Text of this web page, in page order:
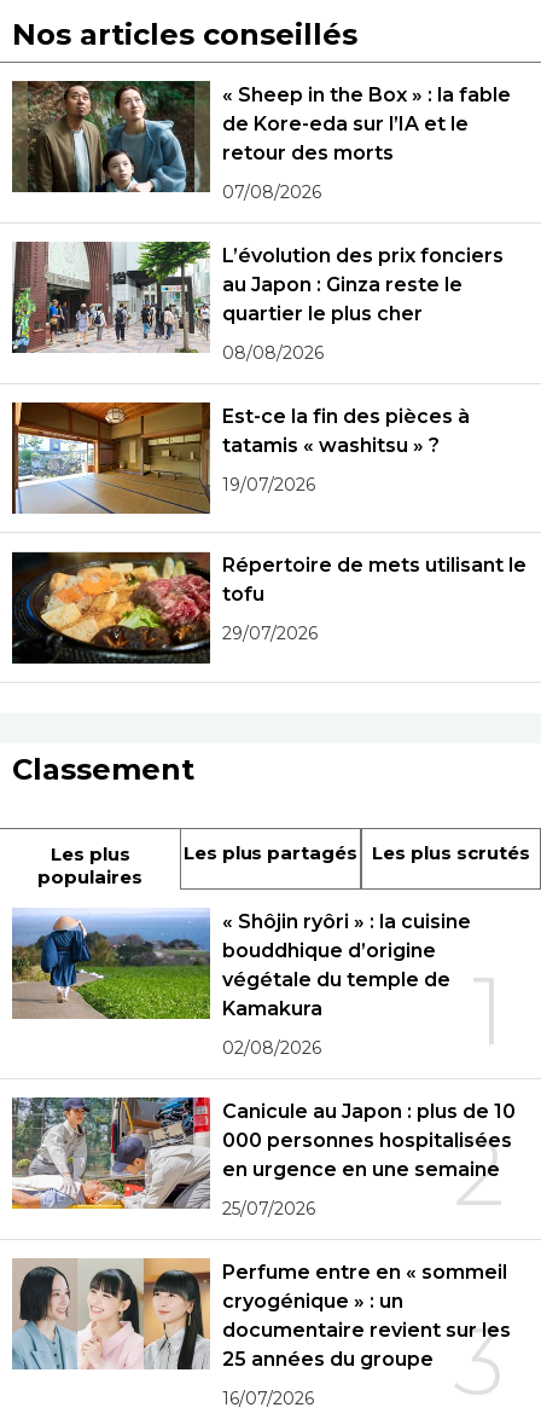
Nos articles conseillés
« Sheep in the Box » : la fable
de Kore-eda sur l’IA et le
retour des morts
07/08/2026
L’évolution des prix fonciers
au Japon : Ginza reste le
quartier le plus cher
08/08/2026
Est-ce la fin des pièces à
tatamis « washitsu » ?
19/07/2026
Répertoire de mets utilisant le
tofu
29/07/2026
Classement
Les plus
populaires
Les plus partagés Les plus scrutés
1
« Shôjin ryôri » : la cuisine
bouddhique d’origine
végétale du temple de
Kamakura
02/08/2026
2
Canicule au Japon : plus de 10
000 personnes hospitalisées
en urgence en une semaine
25/07/2026
3
Perfume entre en « sommeil
cryogénique » : un
documentaire revient sur les
25 années du groupe
16/07/2026